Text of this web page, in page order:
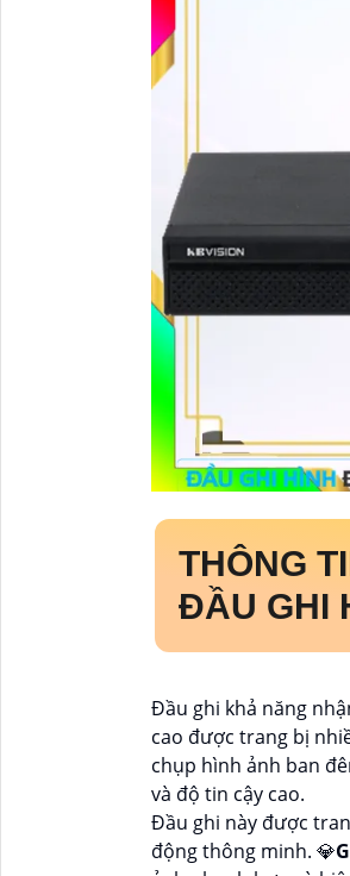
THÔNG
ĐẦU GHI
Đầu ghi khả năng
cao được trang bị
chụp hình ảnh ban
và độ tin cậy cao.
Đầu ghi này được
động thông minh. 💎